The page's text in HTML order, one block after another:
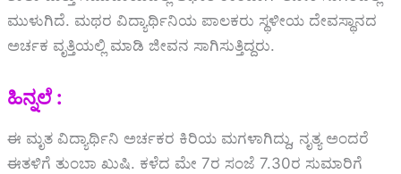
ಮುಳುಗಿದೆ. ಮಥರ ವಿದ್ಯಾರ್ಥಿನಿಯ ಪಾಲಕರು ಸ್ಥಳೀಯ ದೇವಸ್ಥಾನದ
ಅರ್ಚಕ ವೃತ್ತಿಯಲ್ಲಿ ಮಾಡಿ ಜೀವನ ಸಾಗಿಸುತ್ತಿದ್ದರು.
ಹಿನ್ನಲೆ :
ಈ ಮೃತ ವಿದ್ಯಾರ್ಥಿನಿ ಅರ್ಚಕರ ಕಿರಿಯ ಮಗಳಾಗಿದ್ದು, ನೃತ್ಯ ಅಂದರೆ
ಈತಳಿಗೆ ತುಂಬಾ ಖುಷಿ. ಕಳೆದ ಮೇ 7ರ ಸಂಜೆ 7.30ರ ಸುಮಾರಿಗೆ